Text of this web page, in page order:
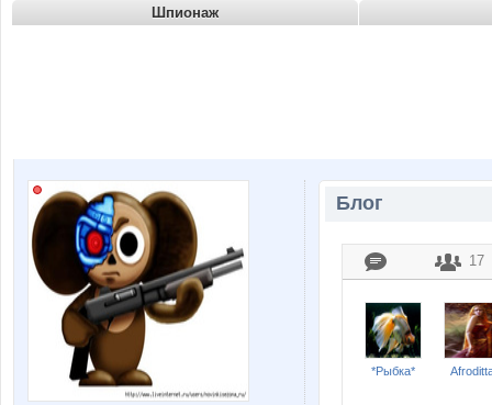
Шпионаж
Блог
17
*Рыбка*